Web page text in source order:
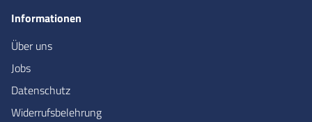
Informationen
Über uns
Jobs
Datenschutz
Widerrufsbelehrung